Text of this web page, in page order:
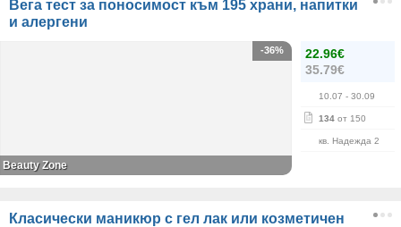
Вега тест за поносимост към 195 храни, напитки
и алергени
22.96€
35.79€
10.07 - 30.09
134 от 150
кв. Надежда 2
-36%
Beauty Zone
Класически маникюр с гел лак или козметичен